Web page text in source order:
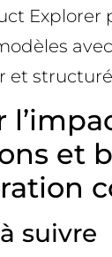
Explorer
et
et
suivre